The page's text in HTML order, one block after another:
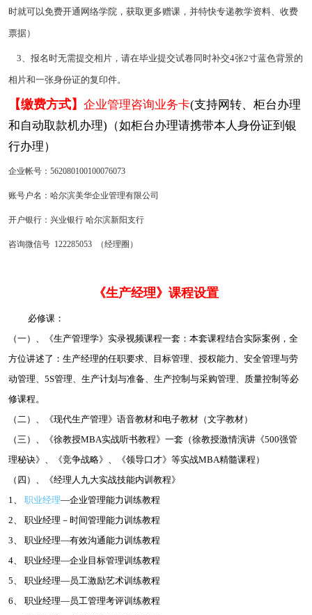
时就可以免费开通网络学院，获取更多赠课，并特快专递教学资料、收费
票据）
3、报名时无需提交相片，请在毕业提交试卷同时补交4张2寸蓝色背景的
相片和一张身份证的复印件。
【缴费方式】 企业管理咨询业务卡(支持网转、柜台办理
和自动取款机办理)（如柜台办理请携带本人身份证到银
行办理）
企业帐号：562080100100076073
账号户名：哈尔滨美华企业管理有限公司
开户银行：兴业银行 哈尔滨新阳支行
咨询微信号 122285053 （经理圈）
《生产经理》课程设置
必修课：
（一）、《生产管理学》实录视频课程一套：本套课程结合实际案例，全
方位讲述了：生产经理的任职要求、目标管理、授权能力、安全管理与劳
动管理、5S管理、生产计划与准备、生产控制与采购管理、质量控制等必
修课程。
（二）、《现代生产管理》语音教材和电子教材（文字教材）
（三）、《徐教授MBA实战听书教程》一套（徐教授激情演讲《500强管
理秘诀》、《竞争战略》、《领导口才》等实战MBA精髓课程）
（四）、《经理人九大实战技能内训教程》
1、 职业经理—企业管理能力训练教程
2、 职业经理－时间管理能力训练教程
3、 职业经理—有效沟通能力训练教程
4、 职业经理—企业目标管理训练教程
5、 职业经理—员工激励艺术训练教程
6、 职业经理—员工管理考评训练教程